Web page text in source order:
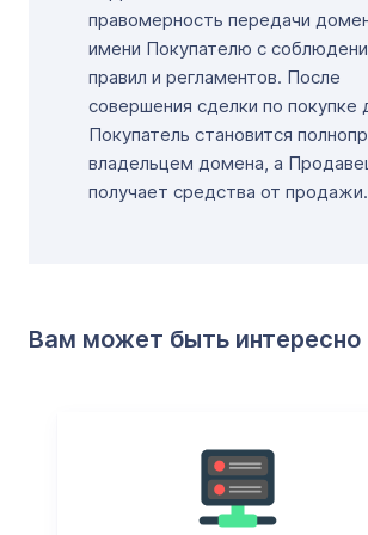
правомерность передачи
имени Покупателю с
правил и регламентов. После
совершения сделки по покупке
Покупатель становится
владельцем домена, а
получает средства от продажи.
Вам может быть интересно